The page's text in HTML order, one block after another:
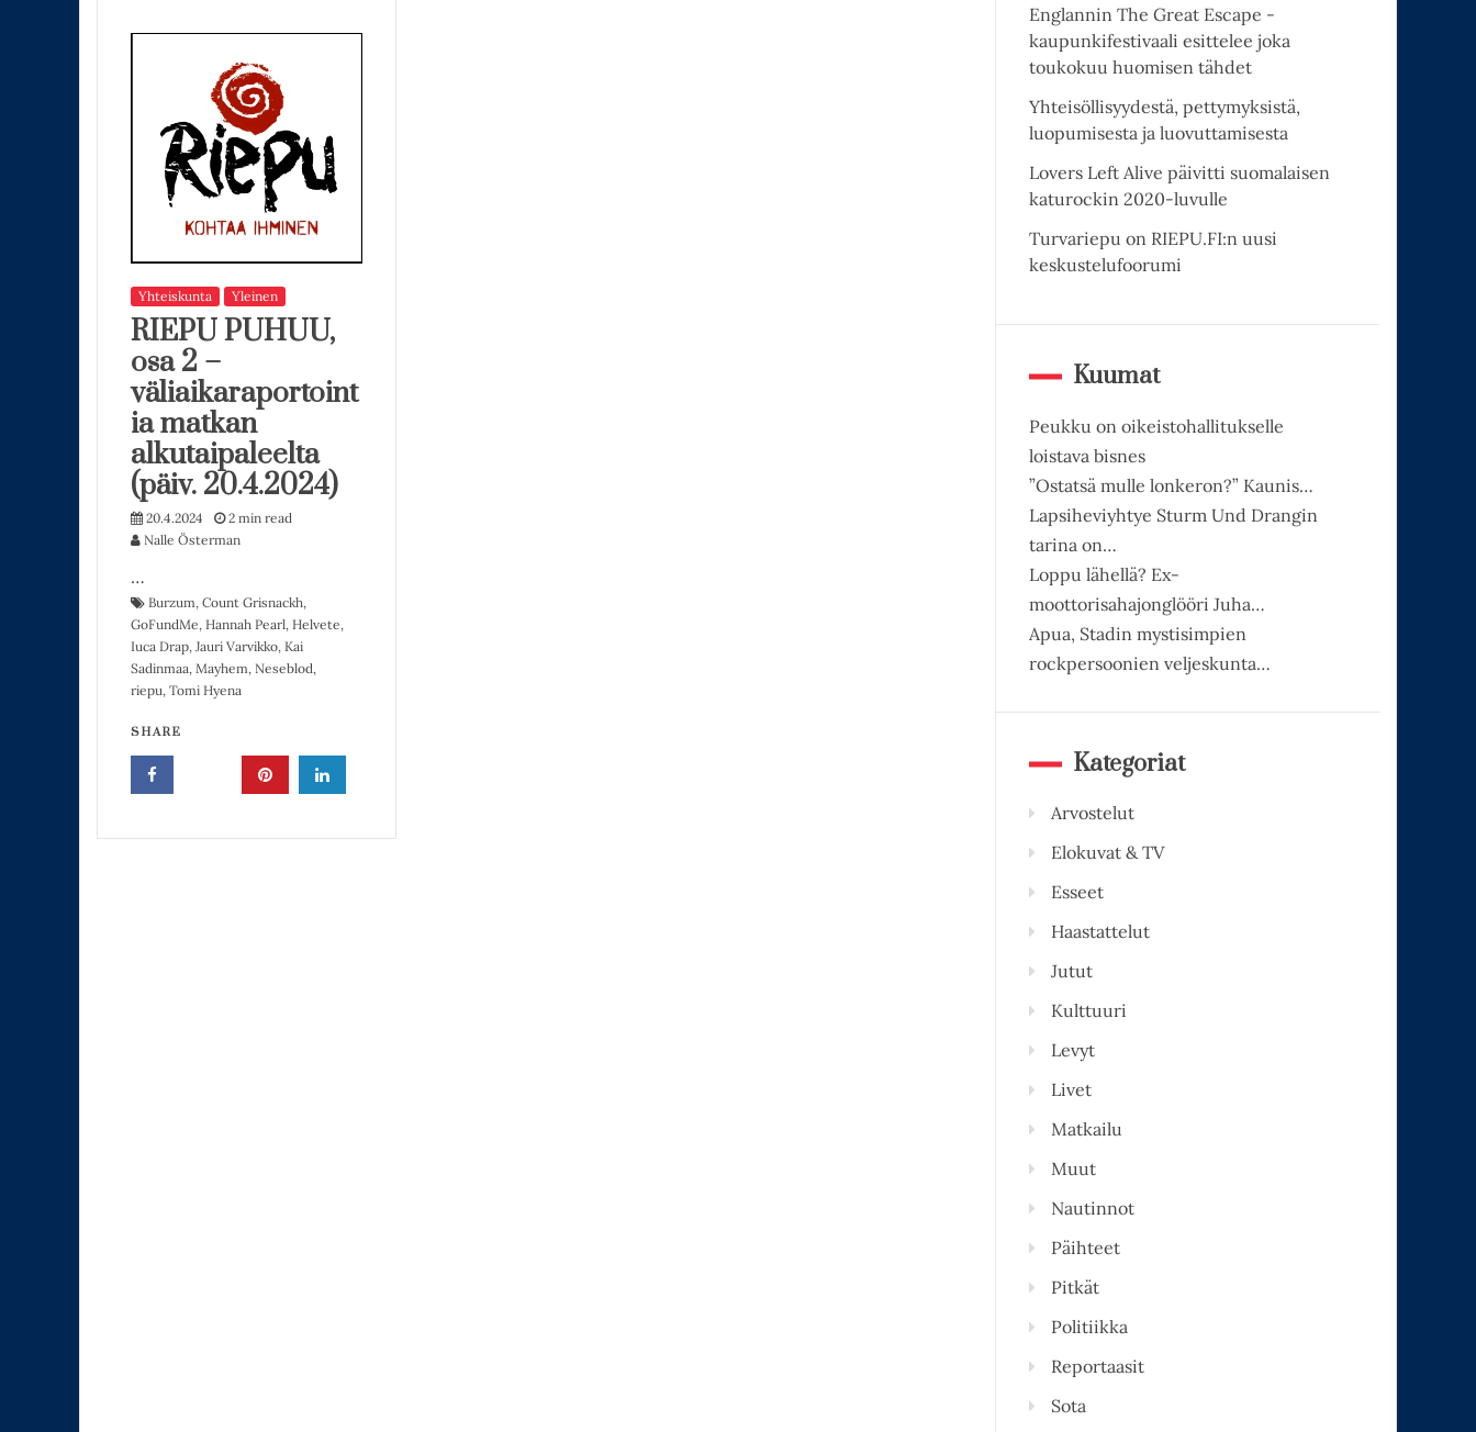
Yhteiskunta Yleinen
RIEPU PUHUU,
osa 2 –
väliaikaraportoint
ia matkan
alkutaipaleelta
(päiv. 20.4.2024)
20.4.2024
2 min read
Nalle Österman
…
Burzum, Count Grisnackh,
GoFundMe, Hannah Pearl, Helvete,
Iuca Drap, Jauri Varvikko, Kai
Sadinmaa, Mayhem, Neseblod,
riepu, Tomi Hyena
SHARE
Englannin The Great Escape -
kaupunkifestivaali esittelee joka
toukokuu huomisen tähdet
Yhteisöllisyydestä, pettymyksistä,
luopumisesta ja luovuttamisesta
Lovers Left Alive päivitti suomalaisen
katurockin 2020-luvulle
Turvariepu on RIEPU.FI:n uusi
keskustelufoorumi
Kuumat
Peukku on oikeistohallitukselle
loistava bisnes
”Ostatsä mulle lonkeron?” Kaunis…
Lapsiheviyhtye Sturm Und Drangin
tarina on…
Loppu lähellä? Ex-
moottorisahajonglööri Juha…
Apua, Stadin mystisimpien
rockpersoonien veljeskunta…
Kategoriat
Arvostelut
Elokuvat & TV
Esseet
Haastattelut
Jutut
Kulttuuri
Levyt
Livet
Matkailu
Muut
Nautinnot
Päihteet
Pitkät
Politiikka
Reportaasit
Sota